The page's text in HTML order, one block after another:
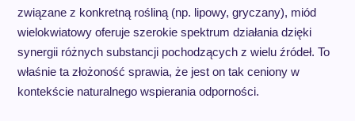
związane z konkretną rośliną (np. lipowy, gryczany), miód
wielokwiatowy oferuje szerokie spektrum działania dzięki
synergii różnych substancji pochodzących z wielu źródeł. To
właśnie ta złożoność sprawia, że jest on tak ceniony w
kontekście naturalnego wspierania odporności.